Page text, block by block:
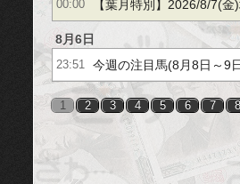
に迫るルラち
00:00 【葉月特別】2026/8/7(
想（浦和競馬）
8月6日
23:51 今週の注目馬(8月8日～9
1 2 3 4 5 6 7 8